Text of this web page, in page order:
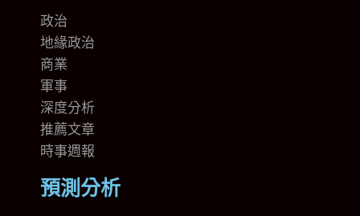
政治
地緣政治
商業
軍事
深度分析
推薦文章
時事週報
預測分析